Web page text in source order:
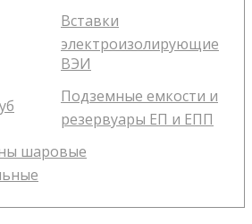
Вставки
электроизолирующие
ВЭИ
Подземные емкости и
резервуары ЕП и ЕПП
шаровые